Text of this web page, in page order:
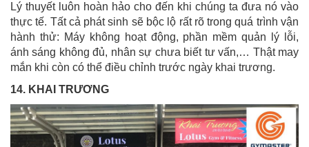
Lý thuyết luôn hoàn hảo cho đến khi chúng ta đưa nó vào
thực tế. Tất cả phát sinh sẽ bộc lộ rất rõ trong quá trình vận
hành thử: Máy không hoạt động, phần mềm quản lý lỗi,
ánh sáng không đủ, nhân sự chưa biết tư vấn,… Thật may
mắn khi còn có thể điều chỉnh trước ngày khai trương.
14. KHAI TRƯƠNG